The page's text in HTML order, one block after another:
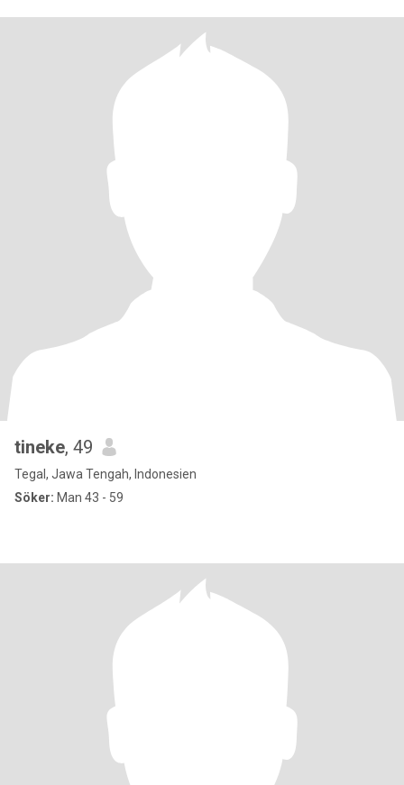
tineke, 49
Tegal, Jawa Tengah, Indonesien
Söker: Man 43 - 59